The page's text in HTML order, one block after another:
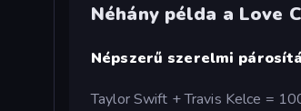
Néhány példa a Love
Népszerű szerelmi
Taylor Swift + Travis Kelce =